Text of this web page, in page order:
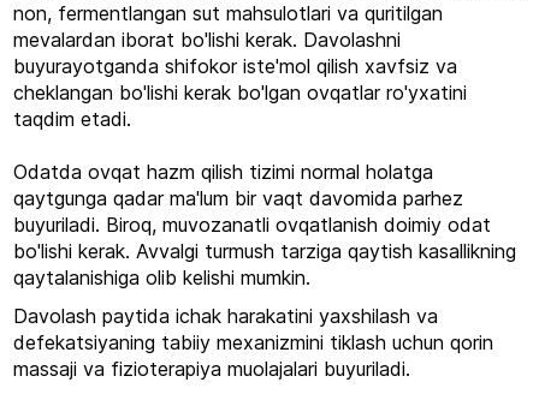
non, fermentlangan sut mahsulotlari va quritilgan
mevalardan iborat bo'lishi kerak. Davolashni
buyurayotganda shifokor iste'mol qilish xavfsiz va
cheklangan bo'lishi kerak bo'lgan ovqatlar ro'yxatini
taqdim etadi.
Odatda ovqat hazm qilish tizimi normal holatga
qaytgunga qadar ma'lum bir vaqt davomida parhez
buyuriladi. Biroq, muvozanatli ovqatlanish doimiy odat
bo'lishi kerak. Avvalgi turmush tarziga qaytish kasallikning
qaytalanishiga olib kelishi mumkin.
Davolash paytida ichak harakatini yaxshilash va
defekatsiyaning tabiiy mexanizmini tiklash uchun qorin
massaji va fizioterapiya muolajalari buyuriladi.